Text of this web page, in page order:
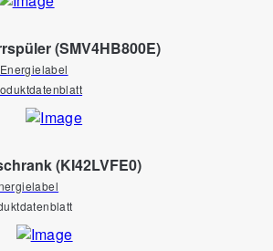
(SMV4HB800E)
Energielabel
(KI42LVFE0)